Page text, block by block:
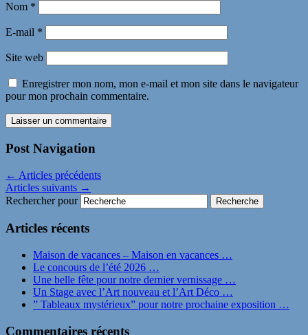
Nom *
E-mail *
Site web
Enregistrer mon nom, mon e-mail et mon site dans le navigateur
pour mon prochain commentaire.
Post Navigation
← Articles précédents
Articles suivants →
Rechercher pour
Articles récents
Maison de vacances – Maison en vacances …
Le concours de l’été 2026 …
Une belle fête pour notre dernier vernissage …
Un Stage avec l’Art nouveau et l’Art Déco …
” Tableaux mystérieux” pour notre prochaine exposition …
Commentaires récents